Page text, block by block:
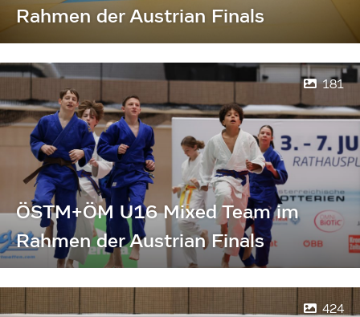
Rahmen der Austrian Finals
181
ÖSTM+ÖM U16 Mixed Team im
Rahmen der Austrian Finals
424